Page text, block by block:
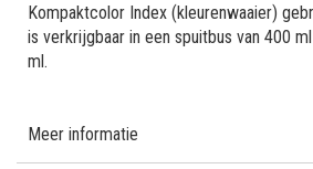
Kompaktcolor Index (kleurenwaaier)
is verkrijgbaar in een spuitbus van 400
ml.
Meer informatie